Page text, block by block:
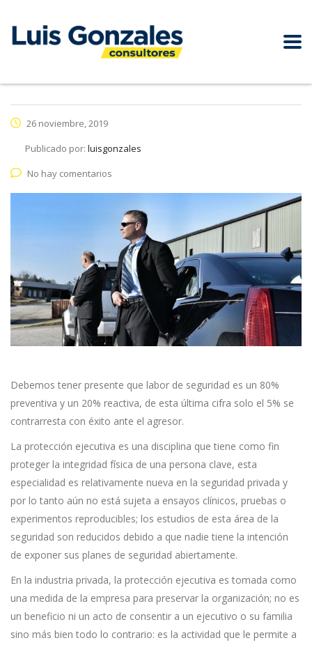
26 noviembre, 2019
Publicado por: luisgonzales
No hay comentarios
Debemos tener presente que labor de seguridad es un 80%
preventiva y un 20% reactiva, de esta última cifra solo el 5% se
contrarresta con éxito ante el agresor.
La protección ejecutiva es una disciplina que tiene como fin
proteger la integridad física de una persona clave, esta
especialidad es relativamente nueva en la seguridad privada y
por lo tanto aún no está sujeta a ensayos clínicos, pruebas o
experimentos reproducibles; los estudios de esta área de la
seguridad son reducidos debido a que nadie tiene la intención
de exponer sus planes de seguridad abiertamente.
En la industria privada, la protección ejecutiva es tomada como
una medida de la empresa para preservar la organización; no es
un beneficio ni un acto de consentir a un ejecutivo o su familia
sino más bien todo lo contrario: es la actividad que le permite a